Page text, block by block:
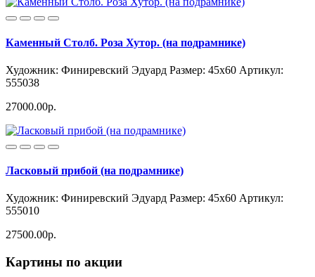
Каменный Столб. Роза Хутор. (на подрамнике)
Художник: Финиревский Эдуард Размер: 45x60 Артикул:
555038
27000.00р.
Ласковый прибой (на подрамнике)
Художник: Финиревский Эдуард Размер: 45x60 Артикул:
555010
27500.00р.
Картины по акции